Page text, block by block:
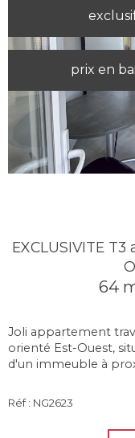
prix en
EXCLUSIVITE
64
Joli appartement
orienté Est-Ouest,
d'un immeuble à
Réf : NG2623